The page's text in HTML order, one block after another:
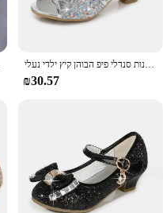
נסיכת בנות מסיבת נעלי ילדי סנדלי צבעוני פאייטים גבוהה עקבים נעלי בנות סנדלי פיפ הבוהן קיץ ילדי נעלי CSH813
₪30.57